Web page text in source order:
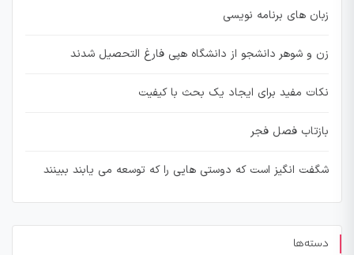
زبان های برنامه نویسی
زن و شوهر دانشجو از دانشگاه هپی فارغ التحصیل شدند
نکات مفید برای ایجاد یک بحث با کیفیت
بازتاب فصل فجر
شگفت انگیز است که دوستی هایی را که توسعه می یابند ببینند
دسته‌ها